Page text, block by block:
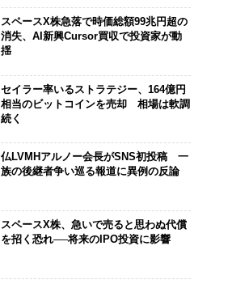
スペースX株急落で時価総額99兆円超の
消失、AI新興Cursor買収で投資家が動
揺
セイラー率いるストラテジー、164億円
相当のビットコインを売却 相場は軟調
続く
仏LVMHアルノー会長がSNS初投稿 一
族の後継者争い巡る報道に異例の反論
スペースX株、急いで売ると思わぬ代償
を招く恐れ──将来のIPO投資に影響